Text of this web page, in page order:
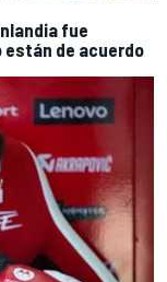
fue
están de acuerdo